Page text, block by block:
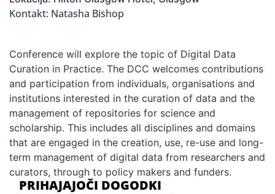
Kontakt: Natasha Bishop
Conference will explore the topic of Digital Data
Curation in Practice. The DCC welcomes contributions
and participation from individuals, organisations and
institutions interested in the curation of data and the
management of repositories for science and
scholarship. This includes all disciplines and domains
that are engaged in the creation, use, re-use and long-
term management of digital data from researchers and
curators, through to policy makers and funders.
PRIHAJAJOČI DOGODKI